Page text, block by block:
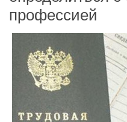
профессией